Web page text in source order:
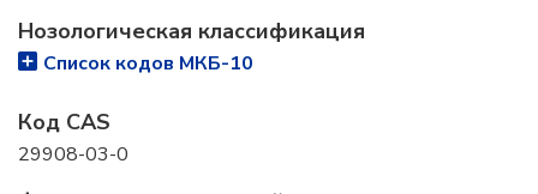
Нозологическая классификация
Список кодов МКБ-10
Код CAS
29908-03-0